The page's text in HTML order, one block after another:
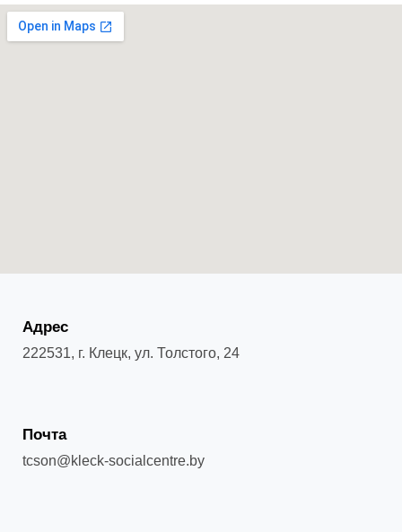
Адрес
222531, г. Клецк, ул. Толстого, 24
Почта
tcson@kleck-socialcentre.by